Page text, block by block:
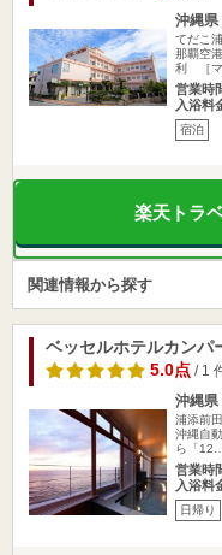
沖縄県
てだこ
那覇空
利 ［マ
営業時
入浴料
宿泊
楽天トラ
関連情報から探す
ベッセルホテルカンパ
5.0点/ 1
沖縄県
浦添前
沖縄自
ら「12…
営業時
入浴料
日帰り